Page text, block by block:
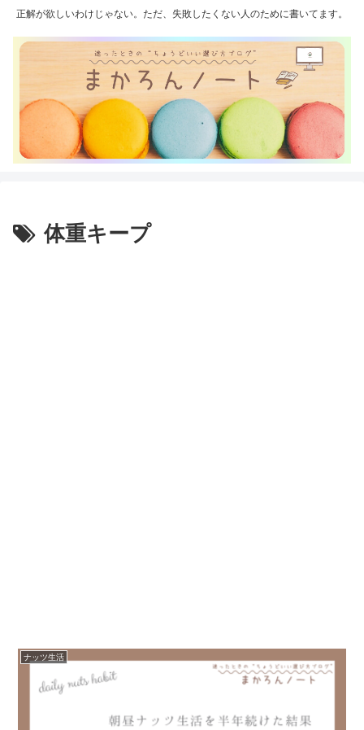
正解が欲しいわけじゃない。ただ、失敗したくない人のために書いてます。
体重キープ
ナッツ生活